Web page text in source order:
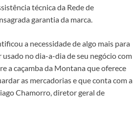
técnica da Rede de
garantia da marca.
a necessidade de algo mais para
no dia-a-dia de seu negócio com
a caçamba da Montana que oferece
as mercadorias e que conta com a
Chamorro, diretor geral de